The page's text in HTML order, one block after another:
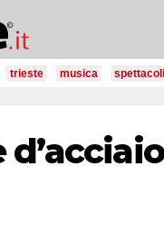
trieste musica spettacoli